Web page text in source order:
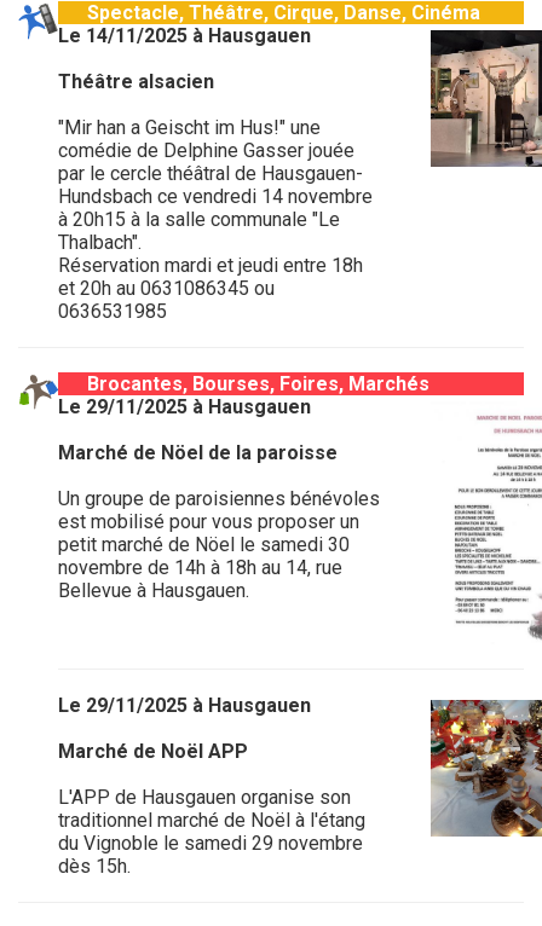
Spectacle, Théâtre, Cirque, Danse, Cinéma
Le 14/11/2025 à Hausgauen
Théâtre alsacien
"Mir han a Geischt im Hus!" une
comédie de Delphine Gasser jouée
par le cercle théâtral de Hausgauen-
Hundsbach ce vendredi 14 novembre
à 20h15 à la salle communale "Le
Thalbach".
Réservation mardi et jeudi entre 18h
et 20h au 0631086345 ou
0636531985
Brocantes, Bourses, Foires, Marchés
Le 29/11/2025 à Hausgauen
Marché de Nöel de la paroisse
Un groupe de paroisiennes bénévoles
est mobilisé pour vous proposer un
petit marché de Nöel le samedi 30
novembre de 14h à 18h au 14, rue
Bellevue à Hausgauen.
Le 29/11/2025 à Hausgauen
Marché de Noël APP
L'APP de Hausgauen organise son
traditionnel marché de Noël à l'étang
du Vignoble le samedi 29 novembre
dès 15h.